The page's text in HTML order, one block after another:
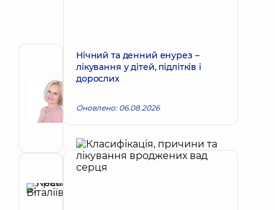
Автор
Корх
Вікторівна
Лікар
з
ультразвукової
Рецензент
Нічний та денний енурез –
лікування у дітей, підлітків і
дорослих
Оновлено: 06.08.2026